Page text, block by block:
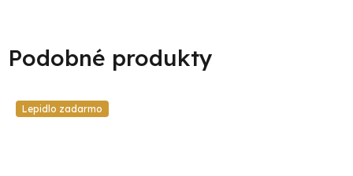
Lepidlo zadarmo